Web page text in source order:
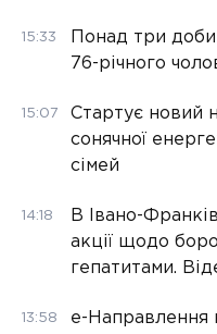
15:33
Понад три доби
76-річного
15:07
Стартує новий
сонячної
сімей
14:18
В Івано-
акції щодо
гепатитами.
13:58
е-Направлення